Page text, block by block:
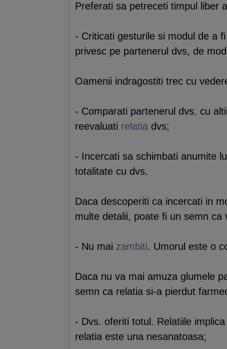
Preferati sa petreceti timpul liber
- Criticati gesturile si modul de a
privesc pe partenerul dvs, de
Oamenii indragostiti trec cu
- Comparati partenerul dvs. cu
reevaluati relatia dvs;
- Incercati sa schimbati anumite
totalitate cu dvs.
Daca descoperiti ca incercati in
multe detalii, poate fi un semn ca
- Nu mai zambiti. Umorul este o
Daca nu va mai amuza glumele
semn ca relatia si-a pierdut
- Dvs. oferiti totul. Relatiile
relatia este una nesanatoasa;